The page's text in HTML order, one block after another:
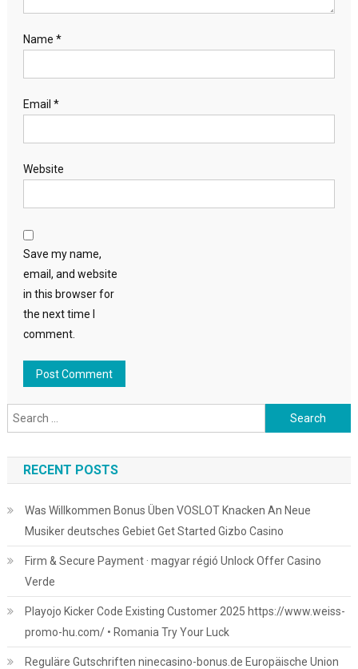
Name *
Email *
Website
Save my name,
email, and website
in this browser for
the next time I
comment.
Search
for:
RECENT POSTS
Was Willkommen Bonus Üben VOSLOT Knacken An Neue
Musiker deutsches Gebiet Get Started Gizbo Casino
Firm & Secure Payment · magyar régió Unlock Offer Casino
Verde
Playojo Kicker Code Existing Customer 2025 https://www.weiss-
promo-hu.com/ • Romania Try Your Luck
Reguläre Gutschriften ninecasino-bonus.de Europäische Union